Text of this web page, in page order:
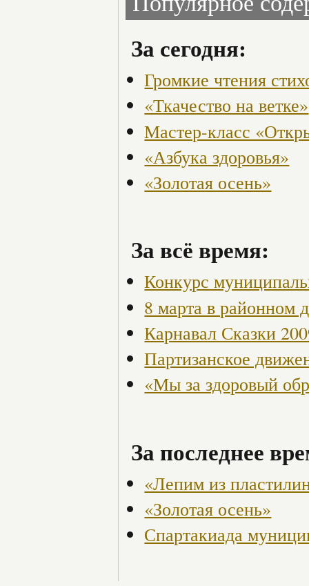
За сегодня:
Громкие чтения
«Ткачество на ветке»
Мастер-класс
«Азбука здоровья»
«Золотая осень»
За всё время:
Конкурс
8 марта в районном
Карнавал Сказки
Партизанское
«Мы за здоровый
За последнее
«Лепим из
«Золотая осень»
Спартакиада